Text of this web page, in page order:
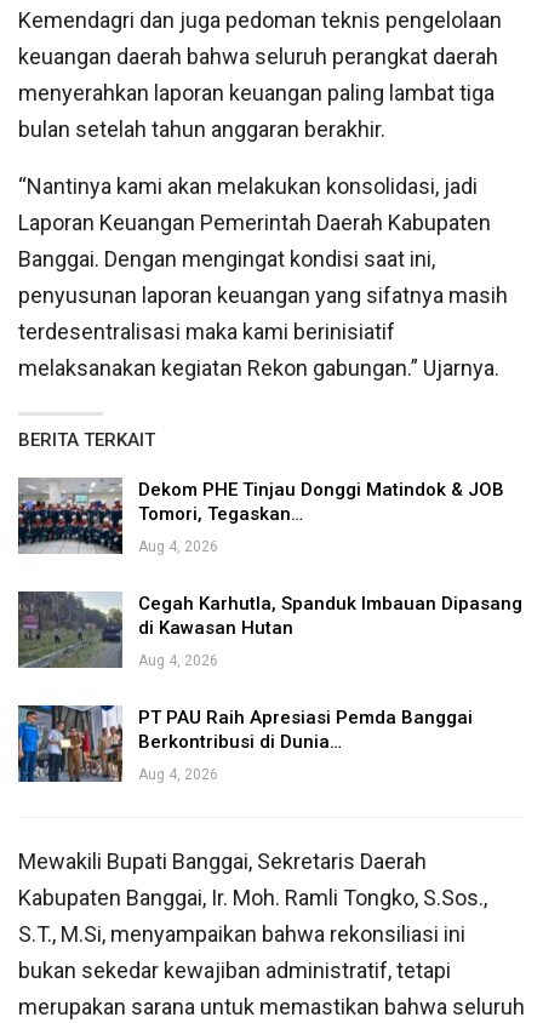
Kemendagri dan juga pedoman teknis pengelolaan
keuangan daerah bahwa seluruh perangkat daerah
menyerahkan laporan keuangan paling lambat tiga
bulan setelah tahun anggaran berakhir.
“Nantinya kami akan melakukan konsolidasi, jadi
Laporan Keuangan Pemerintah Daerah Kabupaten
Banggai. Dengan mengingat kondisi saat ini,
penyusunan laporan keuangan yang sifatnya masih
terdesentralisasi maka kami berinisiatif
melaksanakan kegiatan Rekon gabungan.” Ujarnya.
BERITA TERKAIT
Dekom PHE Tinjau Donggi Matindok & JOB
Tomori, Tegaskan…
Aug 4, 2026
Cegah Karhutla, Spanduk Imbauan Dipasang
di Kawasan Hutan
Aug 4, 2026
PT PAU Raih Apresiasi Pemda Banggai
Berkontribusi di Dunia…
Aug 4, 2026
Mewakili Bupati Banggai, Sekretaris Daerah
Kabupaten Banggai, Ir. Moh. Ramli Tongko, S.Sos.,
S.T., M.Si, menyampaikan bahwa rekonsiliasi ini
bukan sekedar kewajiban administratif, tetapi
merupakan sarana untuk memastikan bahwa seluruh